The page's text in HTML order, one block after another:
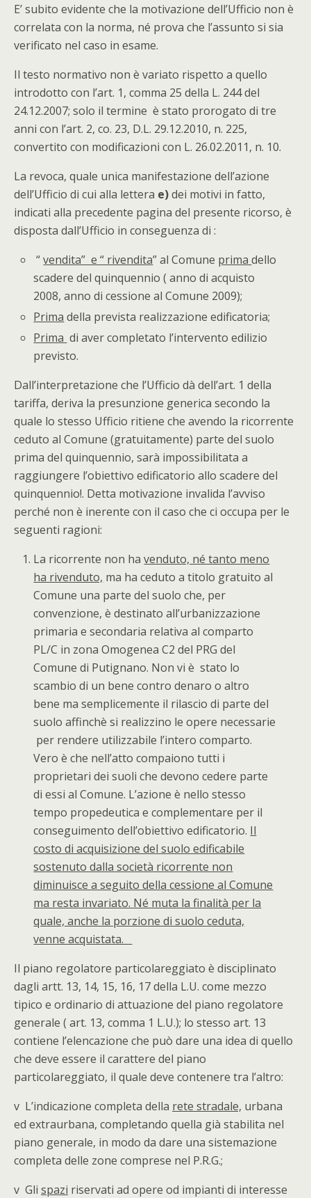
E’ subito evidente che la motivazione dell’Ufficio non è
correlata con la norma, né prova che l’assunto si sia
verificato nel caso in esame.
Il testo normativo non è variato rispetto a quello
introdotto con l’art. 1, comma 25 della L. 244 del
24.12.2007; solo il termine è stato prorogato di tre
anni con l’art. 2, co. 23, D.L. 29.12.2010, n. 225,
convertito con modificazioni con L. 26.02.2011, n. 10.
La revoca, quale unica manifestazione dell’azione
dell’Ufficio di cui alla lettera e)dei motivi in fatto,
indicati alla precedente pagina del presente ricorso, è
disposta dall’Ufficio in conseguenza di :
“vendita” e “ rivendita” al Comune primadello
scadere del quinquennio ( anno di acquisto
2008, anno di cessione al Comune 2009);
Prima della prevista realizzazione edificatoria;
Prima di aver completato l’intervento edilizio
previsto.
Dall’interpretazione che l’Ufficio dà dell’art. 1 della
tariffa, deriva la presunzione generica secondo la
quale lo stesso Ufficio ritiene che avendo la ricorrente
ceduto al Comune (gratuitamente) parte del suolo
prima del quinquennio, sarà impossibilitata a
raggiungere l’obiettivo edificatorio allo scadere del
quinquennio!. Detta motivazione invalida l’avviso
perché non è inerente con il caso che ci occupa per le
seguenti ragioni:
La ricorrente non havenduto, né tanto meno
ha rivenduto, ma ha ceduto a titolo gratuito al
Comune una parte del suolo che, per
convenzione, è destinato all’urbanizzazione
primaria e secondaria relativa al comparto
PL/C in zona Omogenea C2 del PRG del
Comune di Putignano. Non vi è stato lo
scambio di un bene contro denaro o altro
bene ma semplicemente il rilascio di parte del
suolo affinchè si realizzino le opere necessarie
per rendere utilizzabile l’intero comparto.
Vero è che nell’atto compaiono tutti i
proprietari dei suoli che devono cedere parte
di essi al Comune. L’azione è nello stesso
tempo propedeutica e complementare per il
conseguimento dell’obiettivo edificatorio. Il
costo di acquisizione del suolo edificabile
sostenuto dalla società ricorrente non
diminuisce a seguito della cessione al Comune
ma resta invariato. Né muta la finalità per la
quale, anche la porzione di suolo ceduta,
venne acquistata.
Il piano regolatore particolareggiato è disciplinato
dagli artt. 13, 14, 15, 16, 17 della L.U. come mezzo
tipico e ordinario di attuazione del piano regolatore
generale ( art. 13, comma 1 L.U.); lo stesso art. 13
contiene l’elencazione che può dare una idea di quello
che deve essere il carattere del piano
particolareggiato, il quale deve contenere tra l’altro:
v L’indicazione completa della rete stradale, urbana
ed extraurbana, completando quella già stabilita nel
piano generale, in modo da dare una sistemazione
completa delle zone comprese nel P.R.G.;
v Gli spazi riservati ad opere od impianti di interesse